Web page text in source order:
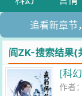
追看新章节
阎ZK-搜索结果(
[科
作者：